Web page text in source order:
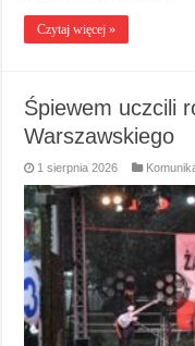
Czytaj więcej »
Śpiewem uczcili
Warszawskiego
1 sierpnia 2026